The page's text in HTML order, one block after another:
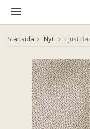
Produkten
Startsida Nytt Ljust